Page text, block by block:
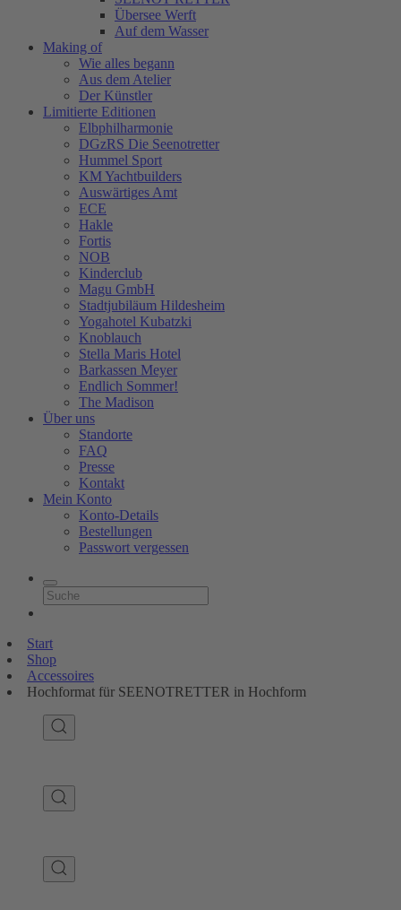
Übersee Werft
Auf dem Wasser
Making of
Wie alles begann
Aus dem Atelier
Der Künstler
Limitierte Editionen
Elbphilharmonie
DGzRS Die Seenotretter
Hummel Sport
KM Yachtbuilders
Auswärtiges Amt
ECE
Hakle
Fortis
NOB
Kinderclub
Magu GmbH
Stadtjubiläum Hildesheim
Yogahotel Kubatzki
Knoblauch
Stella Maris Hotel
Barkassen Meyer
Endlich Sommer!
The Madison
Über uns
Standorte
FAQ
Presse
Kontakt
Mein Konto
Konto-Details
Bestellungen
Passwort vergessen
Start
Shop
Accessoires
Hochformat für SEENOTRETTER in Hochform